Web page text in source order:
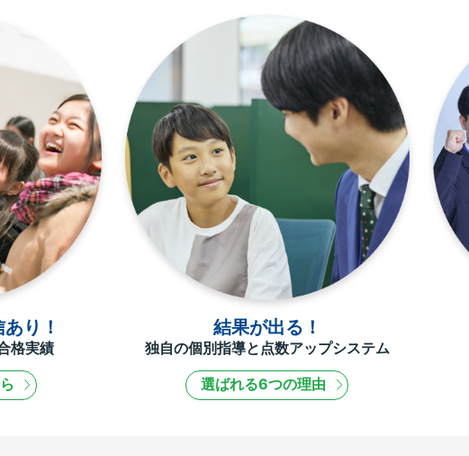
り！
格実績
結果が出る！
独自の個別指導と点数アップシステム
選ばれる6つの理由